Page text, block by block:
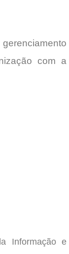
com a
Informação e